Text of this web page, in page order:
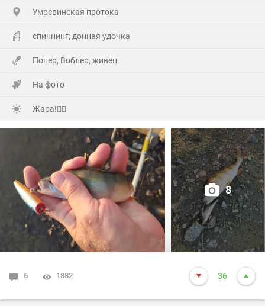
Гостей понаехало(со всех Волостей),сюрприз устроили
точного адреса (потому как первый раз приехали)по
навигатору, полвосьмого утра уже сигналили под
А мы уже с ночи начали отмечать и легли уже часа в
Но я был очень рад их приезду!🤗
Много добрых слов было сказано, конечно подарков,ну
и выпито (Самсона) немало!🫣
Вчера все гости разъехались и я решил попробовать
Умревинская протока
спиннинг; донная удочка
Попер, Воблер, живец.
На фото
Жара!🙂‍↕️
8
6 1882 36